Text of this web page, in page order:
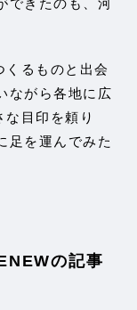
できたのも、河
くるものと出会
ながら各地に広
な目印を頼り
足を運んでみた
の記事